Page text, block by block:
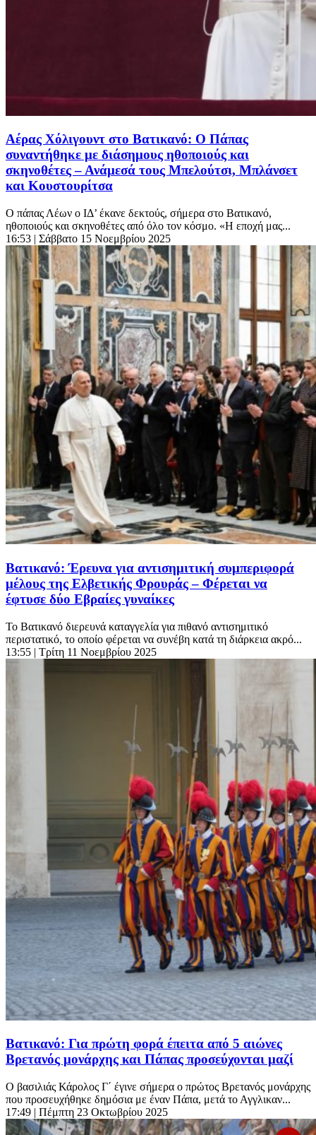
Αέρας Χόλιγουντ στο Βατικανό: O Πάπας
συναντήθηκε με διάσημους ηθοποιούς και
σκηνοθέτες – Ανάμεσά τους Μπελούτσι, Μπλάνσετ
και Κουστουρίτσα
Ο πάπας Λέων ο ΙΔ’ έκανε δεκτούς, σήμερα στο Βατικανό,
ηθοποιούς και σκηνοθέτες από όλο τον κόσμο. «Η εποχή μας...
16:53 | Σάββατο 15 Νοεμβρίου 2025
Βατικανό: Έρευνα για αντισημιτική συμπεριφορά
μέλους της Ελβετικής Φρουράς – Φέρεται να
έφτυσε δύο Εβραίες γυναίκες
Το Βατικανό διερευνά καταγγελία για πιθανό αντισημιτικό
περιστατικό, το οποίο φέρεται να συνέβη κατά τη διάρκεια ακρό...
13:55 | Τρίτη 11 Νοεμβρίου 2025
Βατικανό: Για πρώτη φορά έπειτα από 5 αιώνες
Βρετανός μονάρχης και Πάπας προσεύχονται μαζί
Ο βασιλιάς Κάρολος Γ΄ έγινε σήμερα ο πρώτος Βρετανός μονάρχης
που προσευχήθηκε δημόσια με έναν Πάπα, μετά το Αγγλικαν...
17:49 | Πέμπτη 23 Οκτωβρίου 2025